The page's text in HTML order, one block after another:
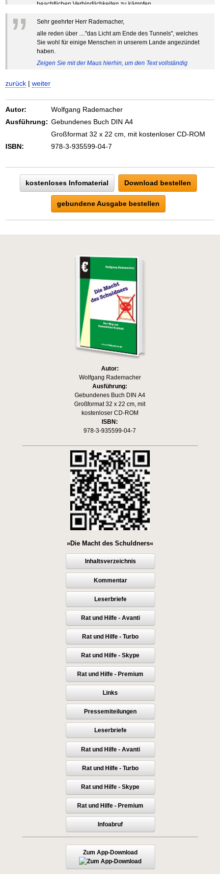
beachtlichen Verbindlichkeiten zu kämpfen.
anzuzeigen …
”
Sehr geehrter Herr Rademacher,
alle reden über ...."das Licht am Ende des Tunnels", welches
Sie wohl für einige Menschen in unserem Lande angezündet
haben.
Zeigen Sie mit der Maus hierhin, um den Text vollständig
zurück| weiter
Autor:
Wolfgang Rademacher
Ausführung: Gebundenes Buch DIN A4
Großformat 32 x 22 cm, mit kostenloser CD-ROM
ISBN:
978-3-935599-04-7
kostenloses Infomaterial Download bestellen
gebundene Ausgabe bestellen
Autor:
Wolfgang Rademacher
Ausführung:
Gebundenes Buch DIN A4
Großformat 32 x 22 cm, mit
kostenloser CD-ROM
ISBN:
978-3-935599-04-7
»Die Macht des Schuldners«
Inhaltsverzeichnis
Kommentar
Leserbriefe
Rat und Hilfe - Avanti
Rat und Hilfe - Turbo
Rat und Hilfe - Skype
Rat und Hilfe - Premium
Links
Pressemiteilungen
Leserbriefe
Rat und Hilfe - Avanti
Rat und Hilfe - Turbo
Rat und Hilfe - Skype
Rat und Hilfe - Premium
Infoabruf
Zum App-Download